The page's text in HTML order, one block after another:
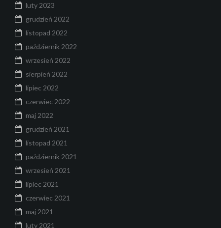
luty 2023
grudzień 2022
listopad 2022
październik 2022
wrzesień 2022
sierpień 2022
lipiec 2022
czerwiec 2022
maj 2022
grudzień 2021
listopad 2021
październik 2021
wrzesień 2021
lipiec 2021
czerwiec 2021
maj 2021
luty 2021